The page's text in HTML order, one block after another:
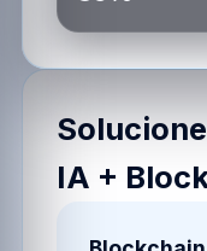
IA +